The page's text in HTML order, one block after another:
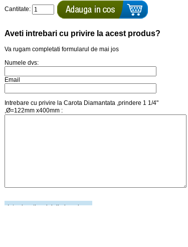
Cantitate:
Aveti intrebari cu privire la acest produs?
Va rugam completati formularul de mai jos
Numele dvs:
Email
Intrebare cu privire la Carota Diamantata ,prindere 1 1/4"
,Ø=122mm x400mm :
Introduceti codul din imagine